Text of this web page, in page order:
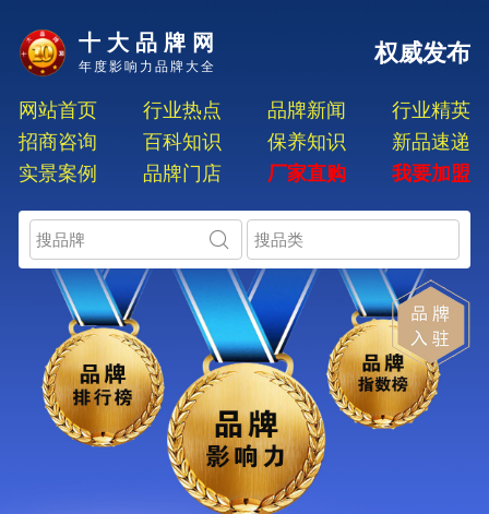
十大品牌网
年度影响力品牌大全
权威发布
网站首页 行业热点 品牌新闻
行业精英
招商咨询
百科知识 保养知识
新品速递
实景案例
品牌门店 厂家直购 我要加盟